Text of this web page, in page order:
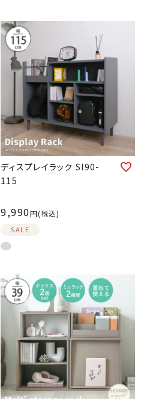
ディスプレイラック SI90-
115
9,990
税込
SALE